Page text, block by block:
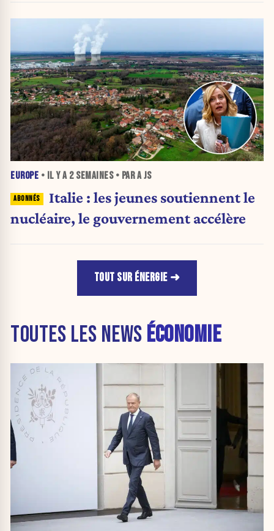
EUROPE • IL Y A 2 SEMAINES• PAR A JS
Italie : les jeunes soutiennent le
nucléaire, le gouvernement accélère
TOUT SUR ÉNERGIE
TOUTES LES NEWS ÉCONOMIE